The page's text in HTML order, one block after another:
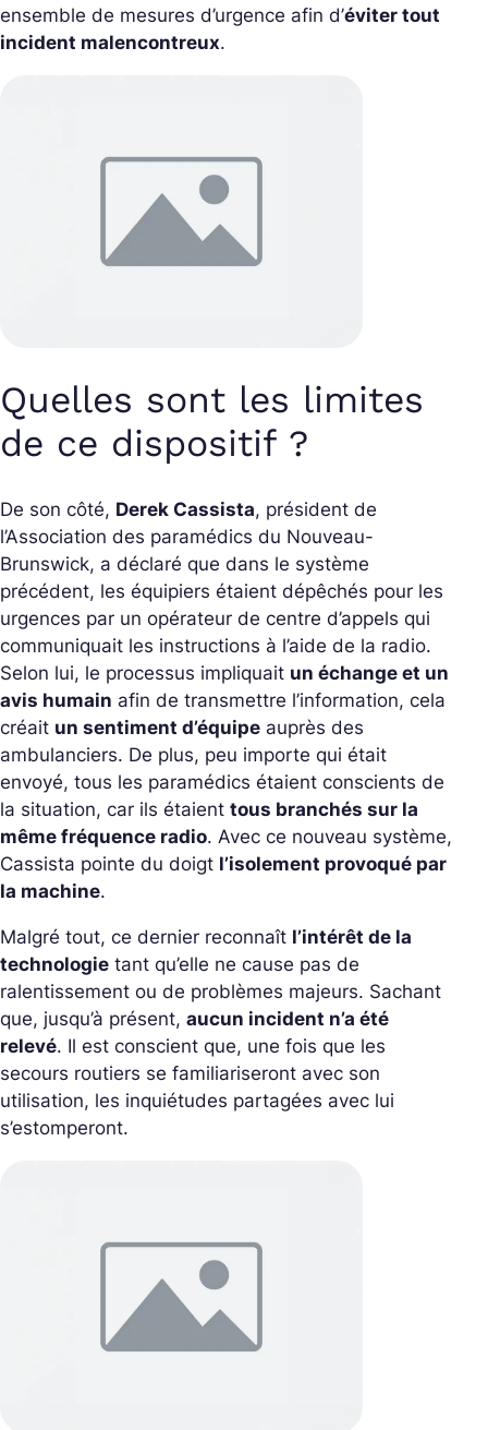
ensemble de mesures d’urgence afin d’éviter tout
incident malencontreux.
Quelles sont les limites
de ce dispositif ?
De son côté, Derek Cassista, président de
l’Association des paramédics du Nouveau-
Brunswick, a déclaré que dans le système
précédent, les équipiers étaient dépêchés pour les
urgences par un opérateur de centre d’appels qui
communiquait les instructions à l’aide de la radio.
Selon lui, le processus impliquait un échange et un
avis humain afin de transmettre l’information, cela
créait un sentiment d’équipe auprès des
ambulanciers. De plus, peu importe qui était
envoyé, tous les paramédics étaient conscients de
la situation, car ils étaient tous branchés sur la
même fréquence radio. Avec ce nouveau système,
Cassista pointe du doigt l’isolement provoqué par
la machine.
Malgré tout, ce dernier reconnaît l’intérêt de la
technologie tant qu’elle ne cause pas de
ralentissement ou de problèmes majeurs. Sachant
que, jusqu’à présent, aucun incident n’a été
relevé. Il est conscient que, une fois que les
secours routiers se familiariseront avec son
utilisation, les inquiétudes partagées avec lui
s’estomperont.